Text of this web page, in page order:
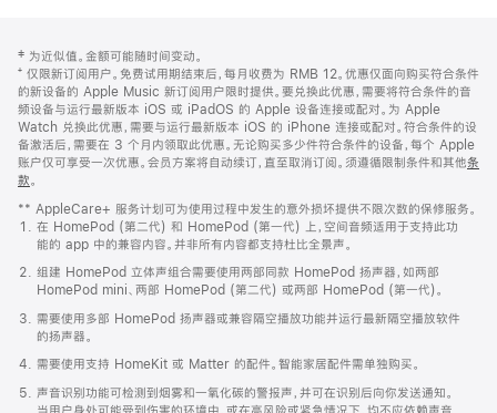
页
页
脚
注
‡ 为近似值。金额可能随时间变动。
⁺ 仅限新订阅用户。免费试用期结束后，每月收费为 RMB 12。优惠仅面向购买符合条件
的新设备的 Apple Music 新订阅用户限时提供。要兑换此优惠，需要将符合条件的音
频设备与运行最新版本 iOS 或 iPadOS 的 Apple 设备连接或配对。为 Apple
Watch 兑换此优惠，需要与运行最新版本 iOS 的 iPhone 连接或配对。符合条件的设
备激活后，需要在 3 个月内领取此优惠。无论购买多少件符合条件的设备，每个 Apple
账户仅可享受一次优惠。会员方案将自动续订，直至取消订阅。须遵循限制条件和其他条
款。
窗
口
中
打
开)
** AppleCare+ 服务计划可为使用过程中发生的意外损坏提供不限次数的保修服务。
在 HomePod (第二代) 和 HomePod (第一代) 上，空间音频适用于支持此功
能的 app 中的兼容内容。并非所有内容都支持杜比全景声。
组建 HomePod 立体声组合需要使用两部同款 HomePod 扬声器，如两部
HomePod mini、两部 HomePod (第二代) 或两部 HomePod (第一代)。
需要使用多部 HomePod 扬声器或兼容隔空播放功能并运行最新隔空播放软件
的扬声器。
需要使用支持 HomeKit 或 Matter 的配件。智能家居配件需单独购买。
声音识别功能可检测到烟雾和一氧化碳的警报声，并可在识别后向你发送通知。